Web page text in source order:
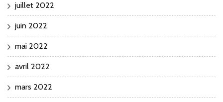
juillet 2022
juin 2022
mai 2022
avril 2022
mars 2022